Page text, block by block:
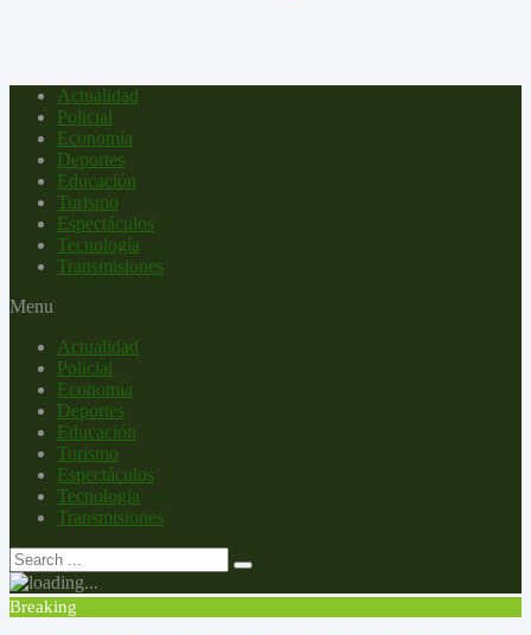
Actualidad
Policial
Economía
Deportes
Educación
Turismo
Espectáculos
Tecnología
Transmisiones
Menu
Actualidad
Policial
Economía
Deportes
Educación
Turismo
Espectáculos
Tecnología
Transmisiones
Breaking